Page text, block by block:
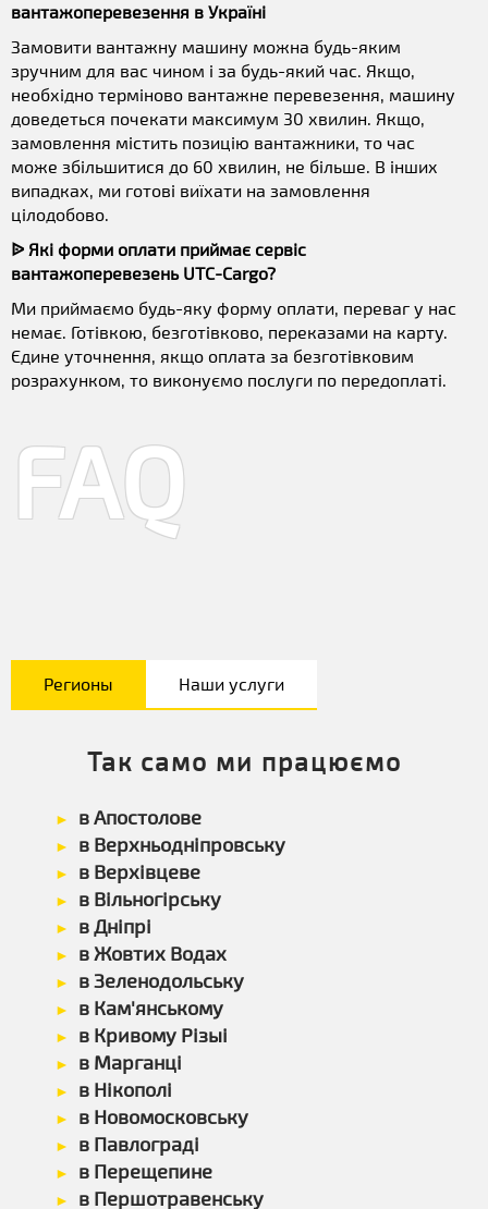
вантажоперевезення в Україні
Замовити вантажну машину можна будь-яким
зручним для вас чином і за будь-який час. Якщо,
необхідно терміново вантажне перевезення, машину
доведеться почекати максимум 30 хвилин. Якщо,
замовлення містить позицію вантажники, то час
може збільшитися до 60 хвилин, не більше. В інших
випадках, ми готові виїхати на замовлення
цілодобово.
ᐉ Які форми оплати приймає сервіс
вантажоперевезень UTC-Cargo?
Ми приймаємо будь-яку форму оплати, переваг у нас
немає. Готівкою, безготівково, переказами на карту.
Єдине уточнення, якщо оплата за безготівковим
розрахунком, то виконуємо послуги по передоплаті.
FAQ
Регионы Наши услуги
Так само ми працюємо
в Апостолове
в Верхньодніпровську
в Верхівцеве
в Вільногірську
в Дніпрі
в Жовтих Водах
в Зеленодольську
в Кам'янському
в Кривому Різыі
в Марганці
в Нікополі
в Новомосковську
в Павлограді
в Перещепине
в Першотравенську